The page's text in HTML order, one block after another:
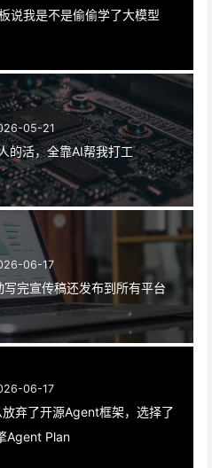
说我是不是偷偷学了大模型
05-21
的活，全靠AI帮我打工
06-17
完宣传稿还发布到所有平台
06-17
弃了开源Agent框架，选择了
Agent Plan